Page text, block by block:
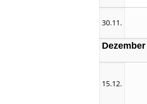
30.11.
Dezember
15.12.